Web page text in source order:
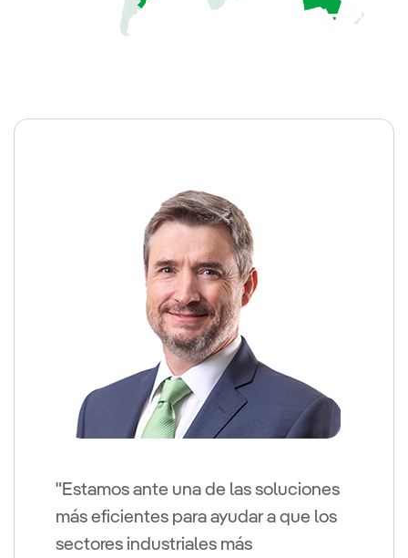
"Estamos ante una de las soluciones
más eficientes para ayudar a que los
sectores industriales más